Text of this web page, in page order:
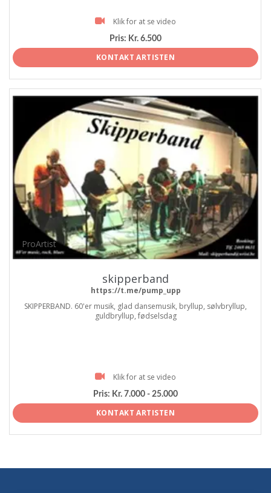
Klik for at se video
Pris: Kr. 6.500
KONTAKT ARTISTEN
ProArtist
skipperband
https://t.me/pump_upp
SKIPPERBAND. 60'er musik, glad dansemusik, bryllup, sølvbryllup,
guldbryllup, fødselsdag
Klik for at se video
Pris: Kr. 7.000 - 25.000
KONTAKT ARTISTEN